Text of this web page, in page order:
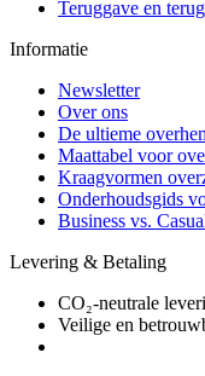
Teruggave en
Informatie
Newsletter
Over ons
De ultieme
Maattabel voor
Kraagvormen
Onderhoudsgids
Business vs.
Levering & Betaling
CO₂-neutrale
Veilige en